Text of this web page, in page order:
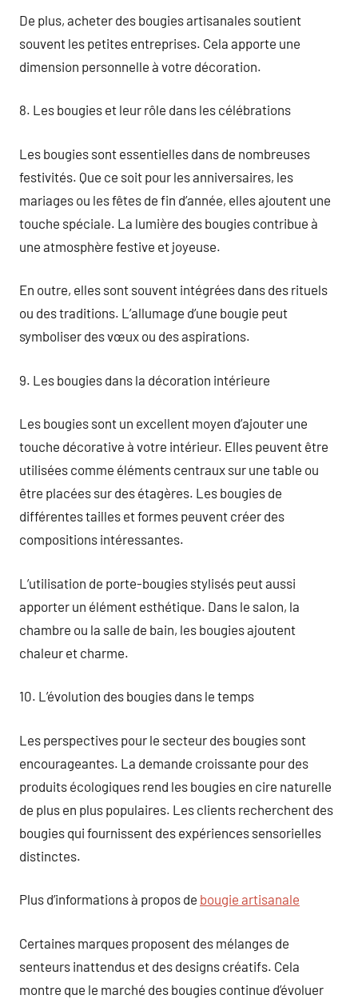
De plus, acheter des bougies artisanales soutient
souvent les petites entreprises. Cela apporte une
dimension personnelle à votre décoration.
8. Les bougies et leur rôle dans les célébrations
Les bougies sont essentielles dans de nombreuses
festivités. Que ce soit pour les anniversaires, les
mariages ou les fêtes de fin d’année, elles ajoutent une
touche spéciale. La lumière des bougies contribue à
une atmosphère festive et joyeuse.
En outre, elles sont souvent intégrées dans des rituels
ou des traditions. L’allumage d’une bougie peut
symboliser des vœux ou des aspirations.
9. Les bougies dans la décoration intérieure
Les bougies sont un excellent moyen d’ajouter une
touche décorative à votre intérieur. Elles peuvent être
utilisées comme éléments centraux sur une table ou
être placées sur des étagères. Les bougies de
différentes tailles et formes peuvent créer des
compositions intéressantes.
L’utilisation de porte-bougies stylisés peut aussi
apporter un élément esthétique. Dans le salon, la
chambre ou la salle de bain, les bougies ajoutent
chaleur et charme.
10. L’évolution des bougies dans le temps
Les perspectives pour le secteur des bougies sont
encourageantes. La demande croissante pour des
produits écologiques rend les bougies en cire naturelle
de plus en plus populaires. Les clients recherchent des
bougies qui fournissent des expériences sensorielles
distinctes.
Plus d’informations à propos de bougie artisanale
Certaines marques proposent des mélanges de
senteurs inattendus et des designs créatifs. Cela
montre que le marché des bougies continue d’évoluer